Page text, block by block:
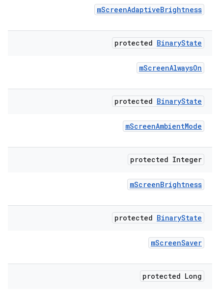
mScreenAdaptiveBrightness
protected BinaryState
mScreenAlwaysOn
protected BinaryState
mScreenAmbientMode
protected Integer
mScreenBrightness
protected BinaryState
mScreenSaver
protected Long